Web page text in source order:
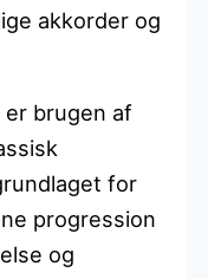
akkorder og
er brugen af
for
progression
og